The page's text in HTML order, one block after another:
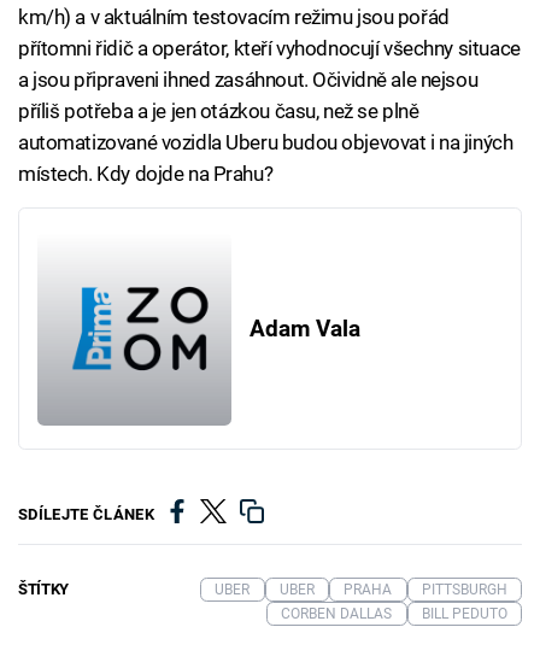
km/h) a v aktuálním testovacím režimu jsou pořád
přítomni řidič a operátor, kteří vyhodnocují všechny situace
a jsou připraveni ihned zasáhnout. Očividně ale nejsou
příliš potřeba a je jen otázkou času, než se plně
automatizované vozidla Uberu budou objevovat i na jiných
místech. Kdy dojde na Prahu?
Adam Vala
SDÍLEJTE ČLÁNEK
ŠTÍTKY UBER UBER PRAHA
PITTSBURGH
CORBEN DALLAS
BILL PEDUTO